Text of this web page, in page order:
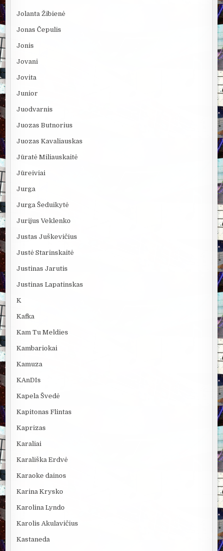
Jolanta Žibienė
Jonas Čepulis
Jonis
Jovani
Jovita
Junior
Juodvarnis
Juozas Butnorius
Juozas Kavaliauskas
Jūratė Miliauskaitė
Jūreiviai
Jurga
Jurga Šeduikytė
Jurijus Veklenko
Justas Juškevičius
Justė Starinskaitė
Justinas Jarutis
Justinas Lapatinskas
K
Kafka
Kam Tu Meldies
Kambariokai
Kamuza
KAnDIs
Kapela Švedė
Kapitonas Flintas
Kaprizas
Karaliai
Karališka Erdvė
Karaoke dainos
Karina Krysko
Karolina Lyndo
Karolis Akulavičius
Kastaneda